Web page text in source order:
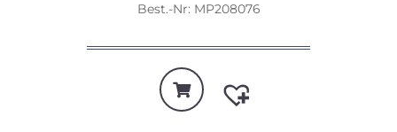
Best.-Nr: MP208076